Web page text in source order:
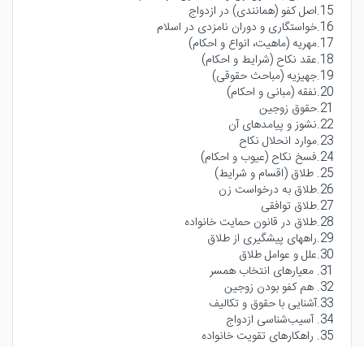
15.اصل کفو (همانندی) در ازدواج
16.خواستگاری و دوران نامزدی در اسلام
17.مهریه (ماهیت، انواع و احکام)
18.عقد نکاح (شرایط و احکام)
19.جهیزیه (مباحث حقوقی)
20.نفقه (مبانی و احکام)
21.حقوق زوجین
22.نشوز و پیامدهای آن
23.موارد انحلال نکاح
24.فسخ نکاح (عیوب و احکام)
25. طلاق (اقسام و شرایط)
26.طلاق به درخواست زن
27.طلاق توافقی
28.طلاق در قانون حمایت خانواده
29.راههای پیشگیری از طلاق
30.علل و عوامل طلاق
31. معیارهای انتخاب همسر
32. هم کفو بودن زوجین
33.آشنایی با حقوق و تکالیف
34. آسیب‌شناسی ازدواج
35. راهکارهای تقویت خانواده